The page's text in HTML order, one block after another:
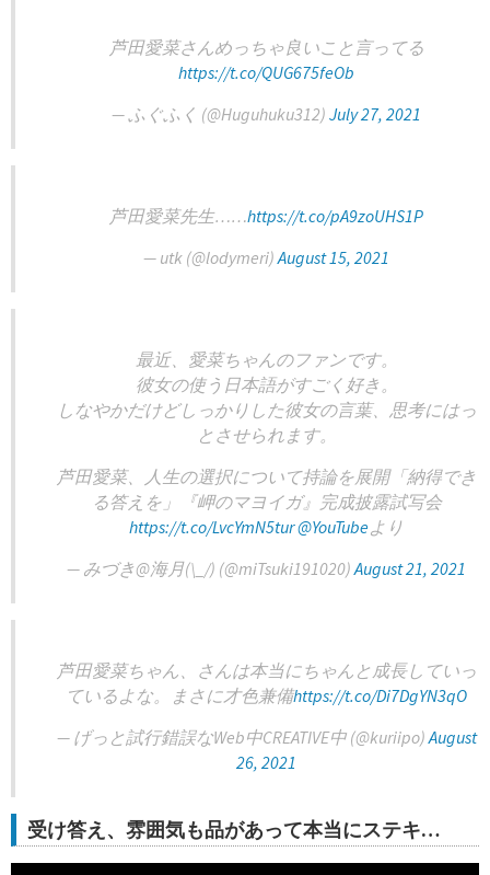
芦田愛菜さんめっちゃ良いこと言ってる
https://t.co/QUG675feOb
— ふぐふく (@Huguhuku312) July 27, 2021
芦田愛菜先生……https://t.co/pA9zoUHS1P
— utk (@lodymeri)August 15, 2021
最近、愛菜ちゃんのファンです。
彼女の使う日本語がすごく好き。
しなやかだけどしっかりした彼女の言葉、思考にはっ
とさせられます。
芦田愛菜、人生の選択について持論を展開「納得でき
る答えを」『岬のマヨイガ』完成披露試写会
https://t.co/LvcYmN5tur@YouTubeより
— みづき@海月(\_/) (@miTsuki191020)August 21, 2021
芦田愛菜ちゃん、さんは本当にちゃんと成長していっ
ているよな。まさに才色兼備https://t.co/Di7DgYN3qO
— げっと試行錯誤なWeb中CREATIVE中 (@kuriipo)August
26, 2021
受け答え、雰囲気も品があって本当にステキ…